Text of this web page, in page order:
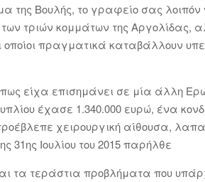
της Βουλής, το γραφείο σας
τριών κομμάτων της Αργολίδας,
οποίοι πραγματικά
είχα επισημάνει σε μία άλλη
έχασε 1.340.000 ευρώ, ένα
χειρουργική αίθουσα,
31ης Ιουλίου του 2015 παρήλθε
τα τεράστια προβλήματα που